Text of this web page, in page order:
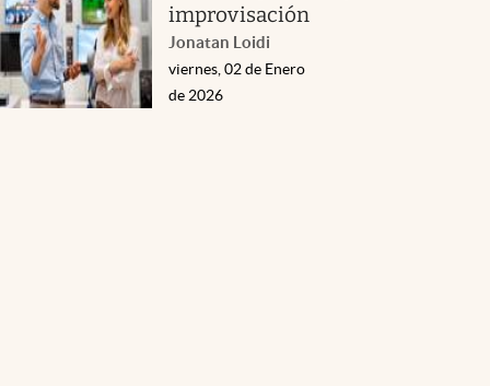
improvisación
Jonatan Loidi
viernes, 02 de Enero
de 2026